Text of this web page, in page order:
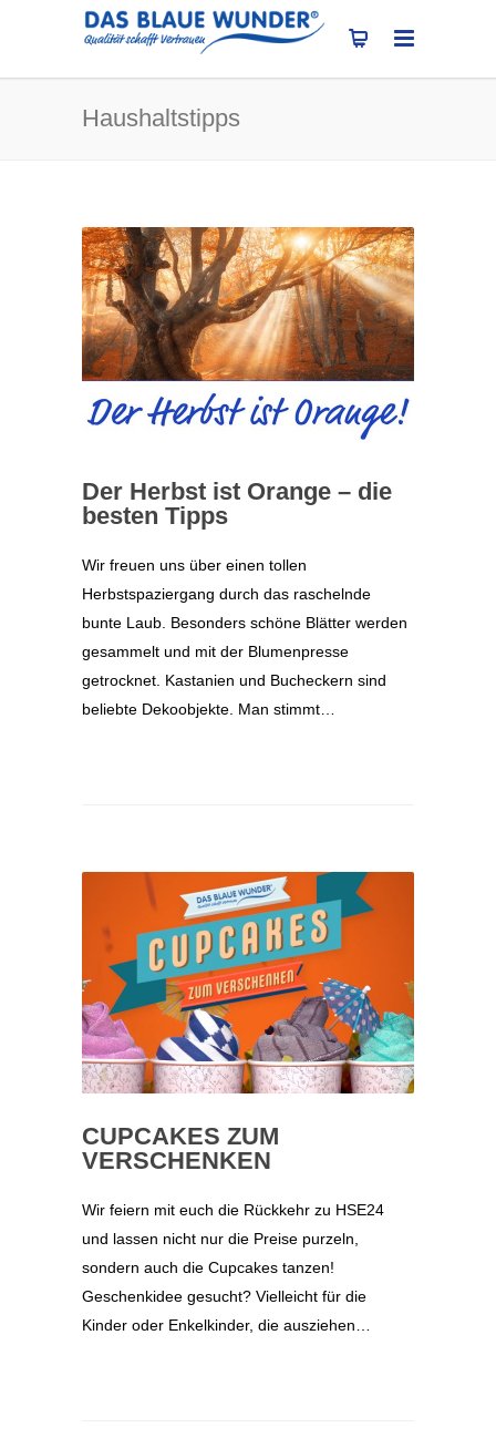
Haushaltstipps
Der Herbst ist Orange – die
besten Tipps
Wir freuen uns über einen tollen
Herbstspaziergang durch das raschelnde
bunte Laub. Besonders schöne Blätter werden
gesammelt und mit der Blumenpresse
getrocknet. Kastanien und Bucheckern sind
beliebte Dekoobjekte. Man stimmt…
CUPCAKES ZUM
VERSCHENKEN
Wir feiern mit euch die Rückkehr zu HSE24
und lassen nicht nur die Preise purzeln,
sondern auch die Cupcakes tanzen!
Geschenkidee gesucht? Vielleicht für die
Kinder oder Enkelkinder, die ausziehen…